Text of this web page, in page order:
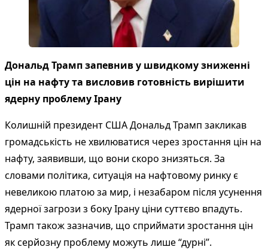
Дональд Трамп запевнив у швидкому зниженні
цін на нафту та висловив готовність вирішити
ядерну проблему Ірану
Колишній президент США Дональд Трамп закликав
громадськість не хвилюватися через зростання цін на
нафту, заявивши, що вони скоро знизяться. За
словами політика, ситуація на нафтовому ринку є
невеликою платою за мир, і незабаром після усунення
ядерної загрози з боку Ірану ціни суттєво впадуть.
Трамп також зазначив, що сприймати зростання цін
як серйозну проблему можуть лише “дурні”.